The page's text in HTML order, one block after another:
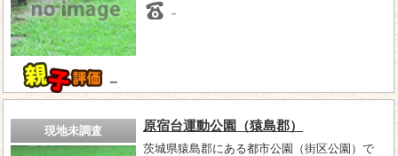
－
－
現地未調査 原宿台運動公園（猿島郡）
茨城県猿島郡にある都市公園（街区公園）で